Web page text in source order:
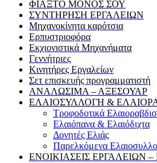
ΦΙΑΞΤΟ ΜΟΝΟΣ ΣΟΥ
ΣΥΝΤΗΡΗΣΗ ΕΡΓΑΛΕΙΩΝ
Μηχανοκίνητα καρότσια
Ερπυστριοφόρα
Εκχιονιστικά Μηχανήματα
Γεννήτριες
Κινητήρες Εργαλείων
Σετ επισκευής προγραμματιστή
ΑΝΑΛΩΣΙΜΑ – ΑΞΕΣΟΥΑΡ
ΕΛΑΙΟΣΥΛΛΟΓΗ &
Τροφοδοτικά
Ελαιόπανα & Ελαιόδιχτα
Δονητές Ελιάς
Παρελκόμενα
ΕΝΟΙΚΙΑΣΕΙΣ